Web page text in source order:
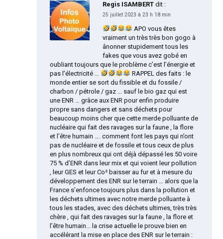
Regis ISAMBERT dit :
25 juillet 2023 à 23 h 18 min
APO vous êtes
vraiment un très très bon gogo à
ânonner stupidement tous les
fakes que vous avez gobé en
oubliant toujours que le problème c’est l’énergie et
pas l’électricité …
RAPPEL des faits : le
monde entier se sort du fissible et du fossile /
charbon / pétrole / gaz … sauf le bio gaz qui est
une ENR … grâce aux ENR pour enfin produire
propre sans dangers et sans déchets pour
beaucoup moins cher que cette merde polluante de
nucléaire qui fait des ravages sur la faune , la flore
et l’être humain …. comment font les pays qui n’ont
pas de nucléaire et de fossile et tous ceux de plus
en plus nombreux qui ont déjà dépassé les 50 voire
75 % d’ENR dans leur mix et qui voient leur pollution
, leur GES et leur Co² baisser au fur et à mesure du
développement des ENR sur le terrain … alors que la
France s’enfonce toujours plus dans la pollution et
les déchets ultimes avec notre merde polluante à
tous les stades, avec des déchets ultimes, très très
chère , qui fait des ravages sur la faune , la flore et
l’être humain… la crise actuelle le prouve bien en
accélérant la mise en place des ENR sur le terrain :